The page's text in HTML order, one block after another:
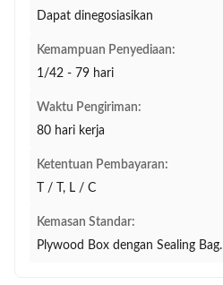
Dapat dinegosiasikan
Kemampuan Penyediaan:
1/42 - 79 hari
Waktu Pengiriman:
80 hari kerja
Ketentuan Pembayaran:
T / T, L / C
Kemasan Standar:
Plywood Box dengan Sealing Bag.